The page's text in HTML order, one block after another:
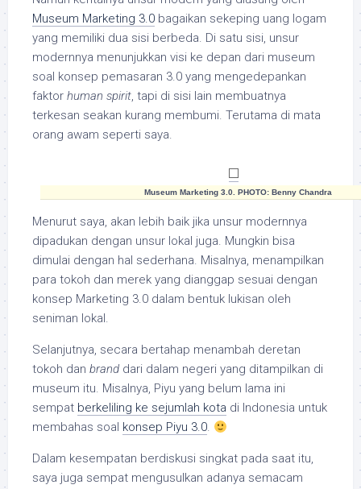
Museum Marketing 3.0 bagaikan sekeping uang logam
yang memiliki dua sisi berbeda. Di satu sisi, unsur
modernnya menunjukkan visi ke depan dari museum
soal konsep pemasaran 3.0 yang mengedepankan
faktor human spirit, tapi di sisi lain membuatnya
terkesan seakan kurang membumi. Terutama di mata
orang awam seperti saya.
Museum Marketing 3.0. PHOTO: Benny Chandra
Menurut saya, akan lebih baik jika unsur modernnya
dipadukan dengan unsur lokal juga. Mungkin bisa
dimulai dengan hal sederhana. Misalnya, menampilkan
para tokoh dan merek yang dianggap sesuai dengan
konsep Marketing 3.0 dalam bentuk lukisan oleh
seniman lokal.
Selanjutnya, secara bertahap menambah deretan
tokoh dan brand dari dalam negeri yang ditampilkan di
museum itu. Misalnya, Piyu yang belum lama ini
sempat berkeliling ke sejumlah kota di Indonesia untuk
membahas soal konsep Piyu 3.0.
Dalam kesempatan berdiskusi singkat pada saat itu,
saya juga sempat mengusulkan adanya semacam